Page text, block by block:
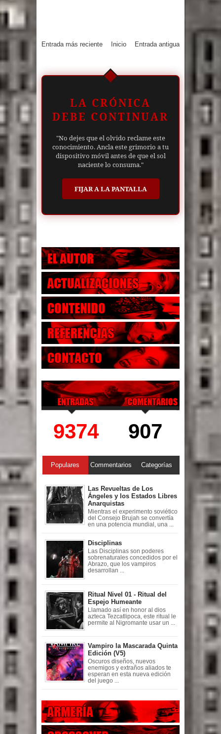
Entrada más reciente Entrada antigua
Inicio
LA CRÓNICA
DEBE CONTINUAR
"No dejes que el olvido reclame este
conocimiento. Ancla este grimorio a tu
dispositivo móvil antes de que el sol
naciente lo consuma."
FIJAR A LA PANTALLA
9374 907
Populares Commentarios Categorías
Las Revueltas de Los
Ángeles y los Estados Libres
Anarquistas
Mientras el experimento soviético
del Consejo Brujah se convertía
en una potencia mundial, una ...
Disciplinas
Las Disciplinas son poderes
sobrenaturales concedidos por el
Abrazo, que los vampiros
desarrollan ...
Ritual Nivel 01 - Ritual del
Espejo Humeante
Llamado así en honor al dios
azteca Tezcatlipoca, este ritual le
permite al Nigromante usar un ...
Vampiro la Mascarada Quinta
Edición (V5)
Oscuros diseños, nuevos
enemigos y extraños aliados te
esperan en esta nueva edición
del juego ...